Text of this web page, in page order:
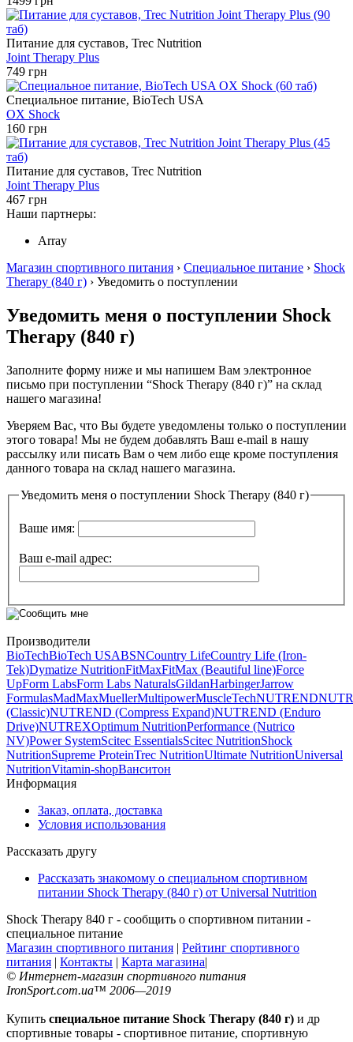
Питание для суставов, Trec Nutrition
Joint Therapy Plus
749 грн
Специальное питание, BioTech USA
OX Shock
160 грн
Питание для суставов, Trec Nutrition
Joint Therapy Plus
467 грн
Наши партнеры:
Array
Магазин спортивного питания › Специальное питание › Shock
Therapy (840 г) › Уведомить о поступлении
Уведомить меня о поступлении Shock
Therapy (840 г)
Заполните форму ниже и мы напишем Вам электронное
письмо при поступлении “Shock Therapy (840 г)” на склад
нашего магазина!
Уверяем Вас, что Вы будете уведомлены только о поступлении
этого товара! Мы не будем добавлять Ваш е-mail в нашу
рассылку или писать Вам о чем либо еще кроме поступления
данного товара на склад нашего магазина.
Уведомить меня о поступлении Shock Therapy (840 г)
Ваше имя:
Ваш e-mail адрес:
Производители
BioTechBioTech USABSNCountry LifeCountry Life (Iron-
Tek)Dymatize NutritionFitMaxFitMax (Beautiful line)Force
UpForm LabsForm Labs NaturalsGildanHarbingerJarrow
FormulasMadMaxMuellerMultipowerMuscleTechNUTREND
(Classic)NUTREND (Compress Expand)NUTREND (Enduro
Drive)NUTREXOptimum NutritionPerformance (Nutrico
NV)Power SystemScitec EssentialsScitec NutritionShock
NutritionSupreme ProteinTrec NutritionUltimate NutritionUniversal
NutritionVitamin-shopВанситон
Информация
Заказ, оплата, доставка
Условия использования
Рассказать другу
Рассказать знакомому о специальном спортивном
питании Shock Therapy (840 г) от Universal Nutrition
Shock Therapy 840 г - сообщить о спортивном питании -
специальное питание
Магазин спортивного питания | Рейтинг спортивного
питания | Контакты | Карта магазина|
© Интернет-магазин спортивного питания
IronSport.com.ua™ 2006—2019
Купить специальное питание Shock Therapy (840 г) и др
спортивные товары - спортивное питание, спортивную